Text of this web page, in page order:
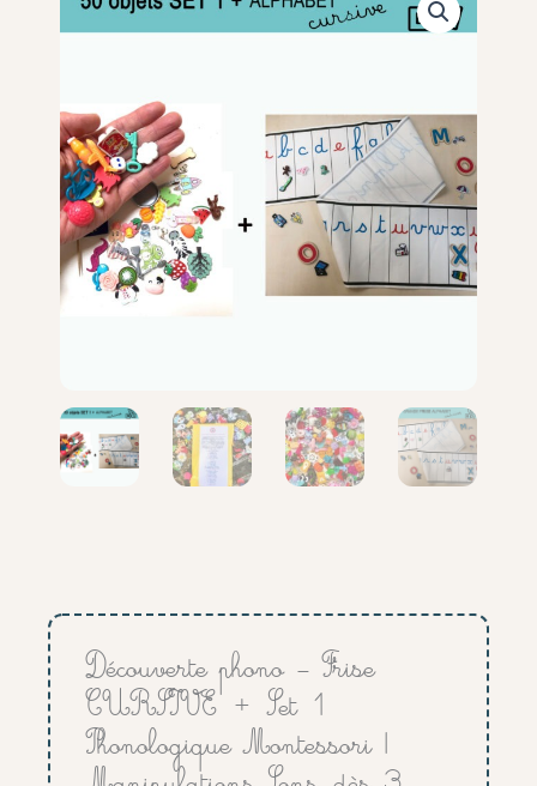
Découverte phono – Frise
CURSIVE + Set 1
Phonologique Montessori |